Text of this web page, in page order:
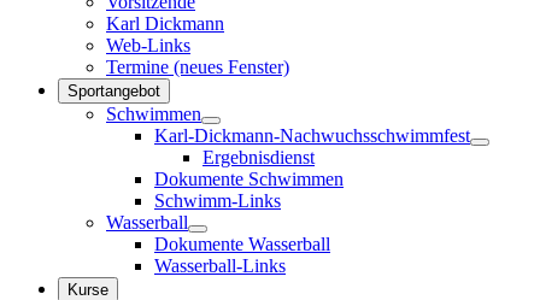
Karl Dickmann
Web-Links
Termine (neues Fenster)
Sportangebot
Schwimmen
Karl-Dickmann-Nachwuchsschwimmfest
Ergebnisdienst
Dokumente Schwimmen
Schwimm-Links
Wasserball
Dokumente Wasserball
Wasserball-Links
Kurse